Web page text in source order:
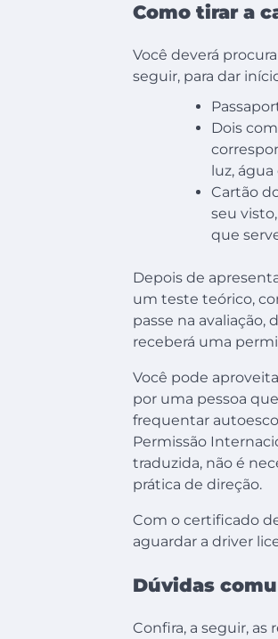
Como tirar a
Você deverá
seguir, para dar
Dois
luz,
Cartão
seu
que
Depois de
um teste teórico,
passe na avaliação,
receberá uma
Você pode
por uma pessoa
frequentar
Permissão
traduzida, não é
prática de direção.
Com o certificado
aguardar a driver
Dúvidas
Confira, a seguir,